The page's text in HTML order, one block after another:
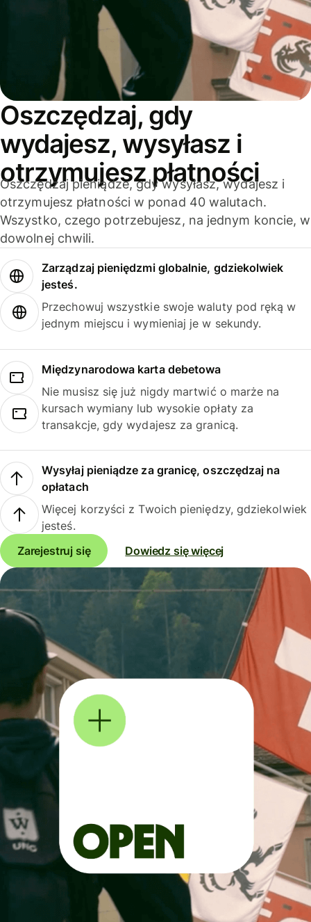
Oszczędzaj, gdy
wydajesz, wysyłasz i
otrzymujesz płatności
Oszczędzaj pieniądze, gdy wysyłasz, wydajesz i
otrzymujesz płatności w ponad 40 walutach.
Wszystko, czego potrzebujesz, na jednym koncie, w
dowolnej chwili.
Zarządzaj pieniędzmi globalnie, gdziekolwiek
jesteś.
Przechowuj wszystkie swoje waluty pod ręką w
jednym miejscu i wymieniaj je w sekundy.
Międzynarodowa karta debetowa
Nie musisz się już nigdy martwić o marże na
kursach wymiany lub wysokie opłaty za
transakcje, gdy wydajesz za granicą.
Wysyłaj pieniądze za granicę, oszczędzaj na
opłatach
Więcej korzyści z Twoich pieniędzy, gdziekolwiek
jesteś.
Zarejestruj się
Dowiedz się więcej